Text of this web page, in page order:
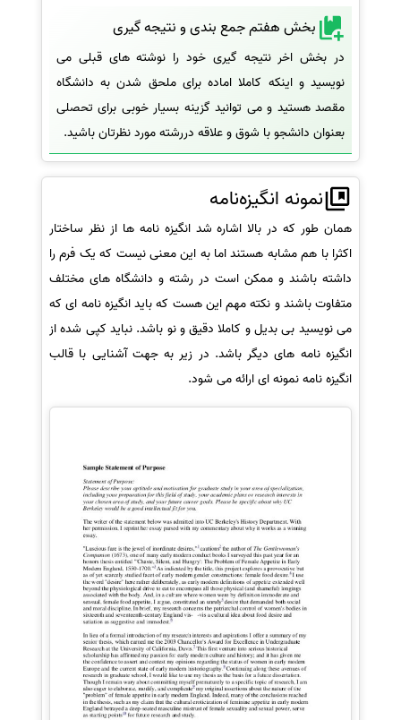
بخش هفتم جمع بندی و نتیجه گیری
در بخش اخر نتیجه گیری خود را نوشته های قبلی می
نویسید و اینکه کاملا اماده برای ملحق شدن به دانشگاه
مقصد هستید و می توانید گزینه بسیار خوبی برای تحصلی
بعنوان دانشجو با شوق و علاقه دررشته مورد نظرتان باشید.
نمونه انگیزه‌نامه
همان طور که در بالا اشاره شد انگیزه نامه ها از نظر ساختار
اکثرا با هم مشابه هستند اما به این معنی نیست که یک فرم را
داشته باشند و ممکن است در رشته و دانشگاه های مختلف
متفاوت باشند و نکته مهم این هست که باید انگیزه نامه ای که
می نویسید بی بدیل و کاملا دقیق و نو باشد. نباید کپی شده از
انگیزه نامه های دیگر باشد. در زیر به جهت آشنایی با قالب
انگیزه نامه نمونه ای ارائه می شود.